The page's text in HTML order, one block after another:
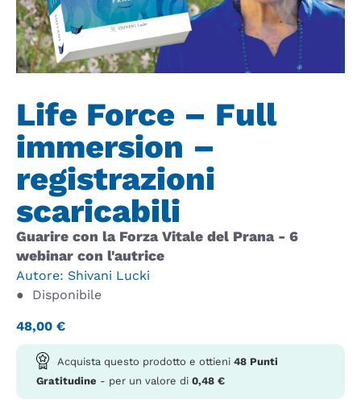
Life Force – Full
immersion –
registrazioni
scaricabili
Guarire con la Forza Vitale del Prana - 6
webinar con l'autrice
Autore: Shivani Lucki
●
Disponibile
48,00 €
Acquista questo prodotto e ottieni 48 Punti
Gratitudine - per un valore di 0,48 €